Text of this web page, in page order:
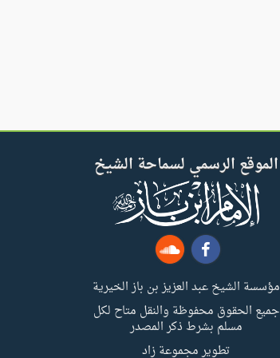
الموقع الرسمي لسماحة الشيخ
مؤسسة الشيخ عبد العزيز بن باز الخيرية
جميع الحقوق محفوظة والنقل متاح لكل
مسلم بشرط ذكر المصدر
تطوير مجموعة زاد